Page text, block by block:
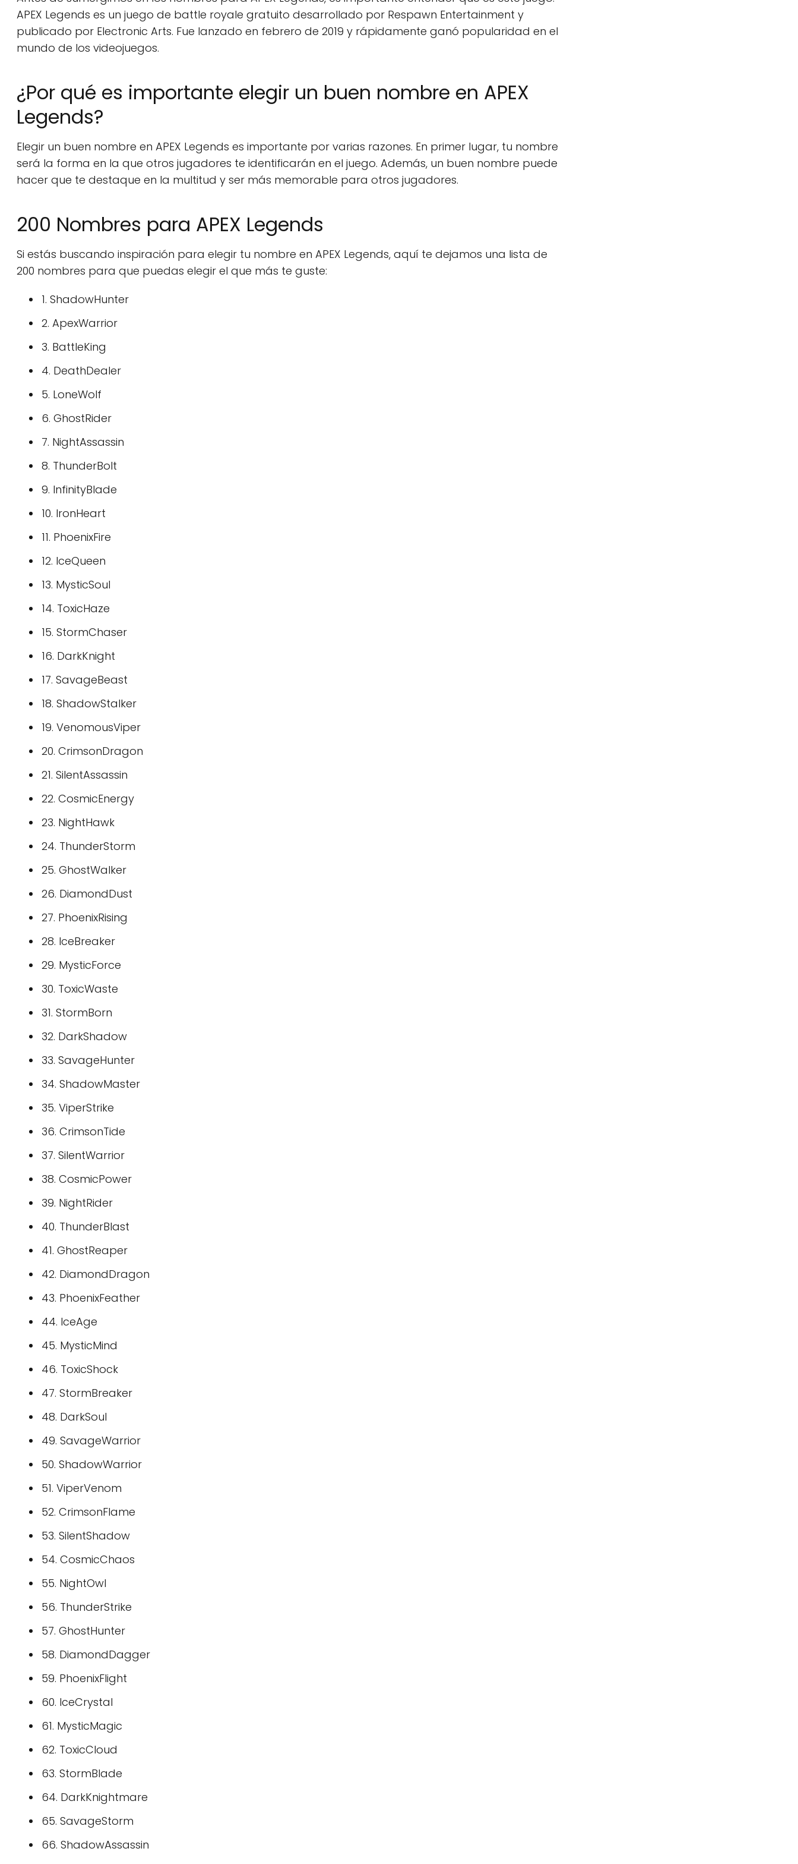
APEX Legends es un juego de battle royale gratuito desarrollado por Respawn Entertainment y
publicado por Electronic Arts. Fue lanzado en febrero de 2019 y rápidamente ganó popularidad en el
mundo de los videojuegos.
¿Por qué es importante elegir un buen nombre en APEX
Legends?
Elegir un buen nombre en APEX Legends es importante por varias razones. En primer lugar, tu nombre
será la forma en la que otros jugadores te identificarán en el juego. Además, un buen nombre puede
hacer que te destaque en la multitud y ser más memorable para otros jugadores.
200 Nombres para APEX Legends
Si estás buscando inspiración para elegir tu nombre en APEX Legends, aquí te dejamos una lista de
200 nombres para que puedas elegir el que más te guste:
1. ShadowHunter
2. ApexWarrior
3. BattleKing
4. DeathDealer
5. LoneWolf
6. GhostRider
7. NightAssassin
8. ThunderBolt
9. InfinityBlade
10. IronHeart
11. PhoenixFire
12. IceQueen
13. MysticSoul
14. ToxicHaze
15. StormChaser
16. DarkKnight
17. SavageBeast
18. ShadowStalker
19. VenomousViper
20. CrimsonDragon
21. SilentAssassin
22. CosmicEnergy
23. NightHawk
24. ThunderStorm
25. GhostWalker
26. DiamondDust
27. PhoenixRising
28. IceBreaker
29. MysticForce
30. ToxicWaste
31. StormBorn
32. DarkShadow
33. SavageHunter
34. ShadowMaster
35. ViperStrike
36. CrimsonTide
37. SilentWarrior
38. CosmicPower
39. NightRider
40. ThunderBlast
41. GhostReaper
42. DiamondDragon
43. PhoenixFeather
44. IceAge
45. MysticMind
46. ToxicShock
47. StormBreaker
48. DarkSoul
49. SavageWarrior
50. ShadowWarrior
51. ViperVenom
52. CrimsonFlame
53. SilentShadow
54. CosmicChaos
55. NightOwl
56. ThunderStrike
57. GhostHunter
58. DiamondDagger
59. PhoenixFlight
60. IceCrystal
61. MysticMagic
62. ToxicCloud
63. StormBlade
64. DarkKnightmare
65. SavageStorm
66. ShadowAssassin